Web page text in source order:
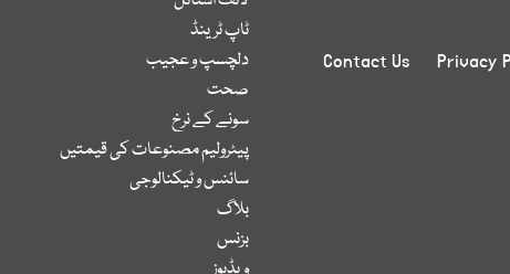
Privacy
Contact Us
ٹاپ ٹرینڈ
دلچسپ و عجیب
صحت
سونے کے نرخ
پیٹرولیم مصنوعات کی قیمتیں
سائنس و ٹیکنالوجی
بلاگ
بزنس